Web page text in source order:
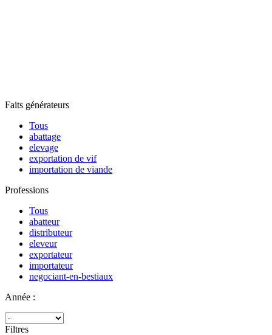
Faits générateurs
Tous
abattage
elevage
exportation de vif
importation de viande
Professions
Tous
abatteur
distributeur
eleveur
exportateur
importateur
negociant-en-bestiaux
Année :
Filtres